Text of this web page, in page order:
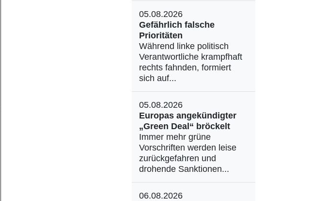
05.08.2026
Gefährlich falsche
Prioritäten
Während linke politisch
Verantwortliche krampfhaft
rechts fahnden, formiert
sich auf...
05.08.2026
Europas angekündigter
„Green Deal“ bröckelt
Immer mehr grüne
Vorschriften werden leise
zurückgefahren und
drohende Sanktionen...
06.08.2026